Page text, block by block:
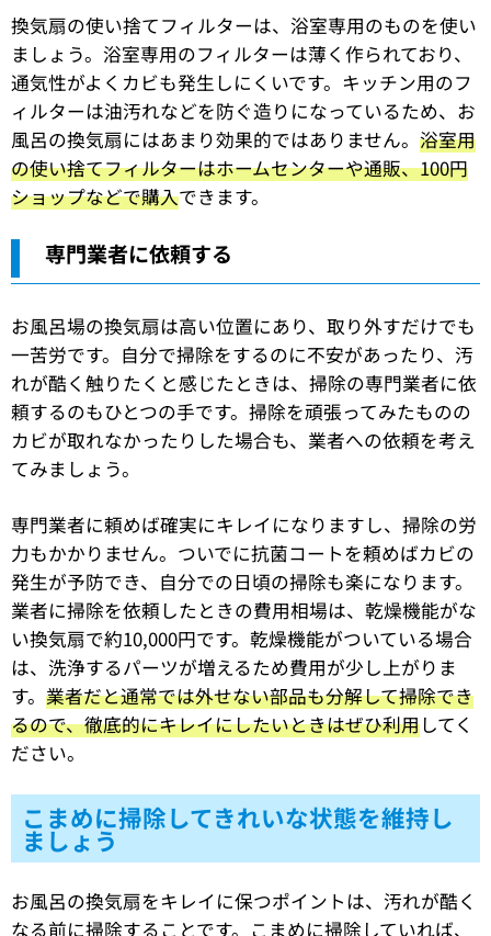
換気扇の使い捨てフィルターは、浴室専用のものを使い
ましょう。浴室専用のフィルターは薄く作られており、
通気性がよくカビも発生しにくいです。キッチン用のフ
ィルターは油汚れなどを防ぐ造りになっているため、お
風呂の換気扇にはあまり効果的ではありません。 浴室用
の使い捨てフィルターはホームセンターや通販、100円
ショップなどで購入できます。
専門業者に依頼する
お風呂場の換気扇は高い位置にあり、取り外すだけでも
一苦労です。自分で掃除をするのに不安があったり、汚
れが酷く触りたくと感じたときは、掃除の専門業者に依
頼するのもひとつの手です。掃除を頑張ってみたものの
カビが取れなかったりした場合も、業者への依頼を考え
てみましょう。
専門業者に頼めば確実にキレイになりますし、掃除の労
力もかかりません。ついでに抗菌コートを頼めばカビの
発生が予防でき、自分での日頃の掃除も楽になります。
業者に掃除を依頼したときの費用相場は、乾燥機能がな
い換気扇で約10,000円です。乾燥機能がついている場合
は、洗浄するパーツが増えるため費用が少し上がりま
す。 業者だと通常では外せない部品も分解して掃除でき
るので、徹底的にキレイにしたいときはぜひ利用してく
ださい。
こまめに掃除してきれいな状態を維持し
ましょう
お風呂の換気扇をキレイに保つポイントは、汚れが酷く
なる前に掃除することです。こまめに掃除していれば、